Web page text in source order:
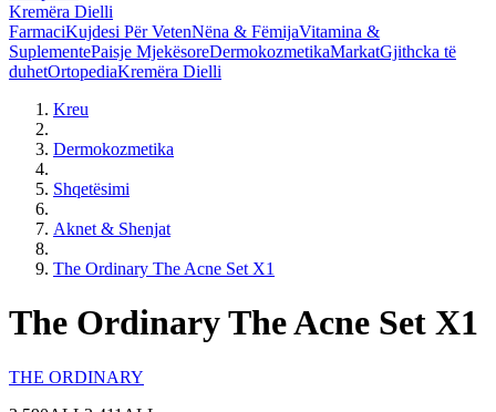
Kremëra Dielli
FarmaciKujdesi Për VetenNëna & FëmijaVitamina &
SuplementePaisje MjekësoreDermokozmetikaMarkatGjithcka të
duhetOrtopediaKremëra Dielli
Kreu
Dermokozmetika
Shqetësimi
Aknet & Shenjat
The Ordinary The Acne Set X1
The Ordinary The Acne Set X1
THE ORDINARY